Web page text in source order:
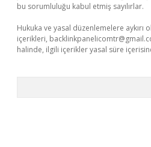
bu sorumluluğu kabul etmiş sayılırlar.
Hukuka ve yasal düzenlemelere aykırı
içerikleri,
halinde, ilgili içerikler yasal süre